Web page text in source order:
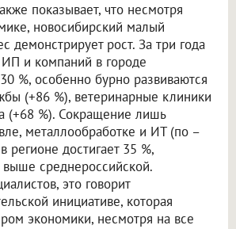
показывает, что несмотря
новосибирский малый
демонстрирует рост. За три года
и компаний в городе
%, особенно бурно развиваются
(+86 %), ветеринарные клиники
(+68 %). Сокращение лишь
металлообработке и ИТ (по –
достигает 35 %,
выше среднероссийской.
это говорит
инициативе, которая
экономики, несмотря на все